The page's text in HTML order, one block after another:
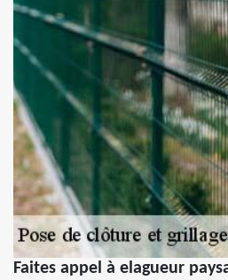
Faites appel à elagueur